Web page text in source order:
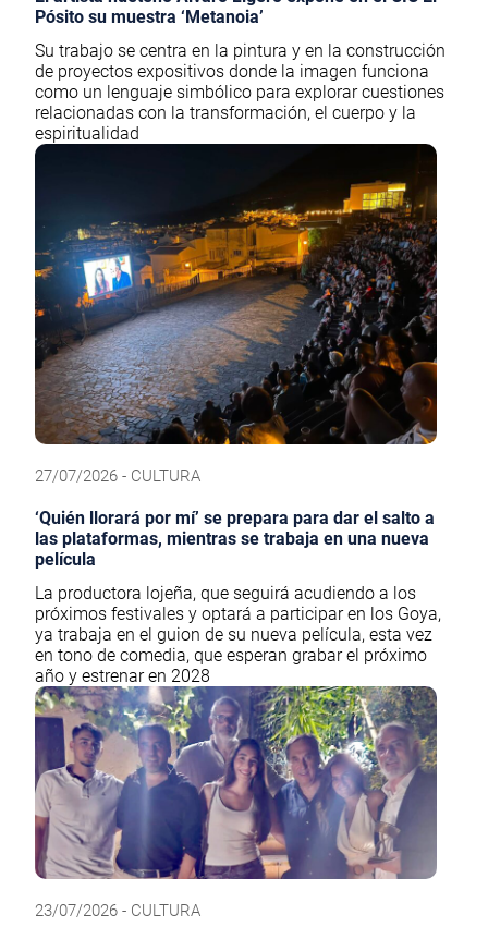
Pósito su muestra ‘Metanoia’
Su trabajo se centra en la pintura y en la construcción
de proyectos expositivos donde la imagen funciona
como un lenguaje simbólico para explorar cuestiones
relacionadas con la transformación, el cuerpo y la
espiritualidad
27/07/2026 - CULTURA
‘Quién llorará por mí’ se prepara para dar el salto a
las plataformas, mientras se trabaja en una nueva
película
La productora lojeña, que seguirá acudiendo a los
próximos festivales y optará a participar en los Goya,
ya trabaja en el guion de su nueva película, esta vez
en tono de comedia, que esperan grabar el próximo
año y estrenar en 2028
23/07/2026 - CULTURA